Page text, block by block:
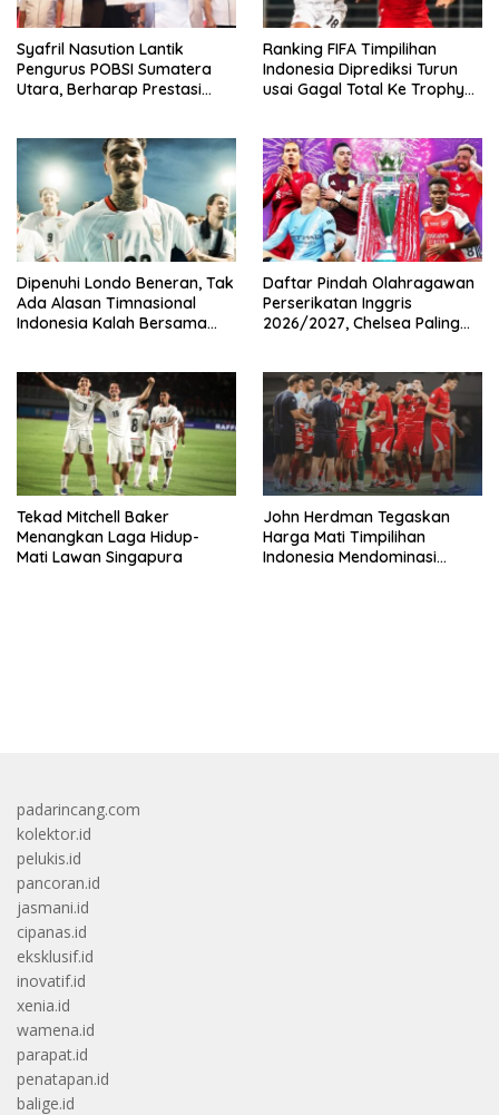
Syafril Nasution Lantik
Pengurus POBSI Sumatera
Utara, Berharap Prestasi
Ranking FIFA Timpilihan
Indonesia Diprediksi Turun
usai Gagal Total Ke Trophy
Dipenuhi Londo Beneran, Tak
Ada Alasan Timnasional
Indonesia Kalah Bersama
Daftar Pindah Olahragawan
Perserikatan Inggris
2026/2027, Chelsea Paling
Tekad Mitchell Baker
Menangkan Laga Hidup-
Mati Lawan Singapura
John Herdman Tegaskan
Harga Mati Timpilihan
Indonesia Mendominasi
padarincang.com
kolektor.id
pelukis.id
pancoran.id
jasmani.id
cipanas.id
eksklusif.id
inovatif.id
xenia.id
wamena.id
parapat.id
penatapan.id
balige.id